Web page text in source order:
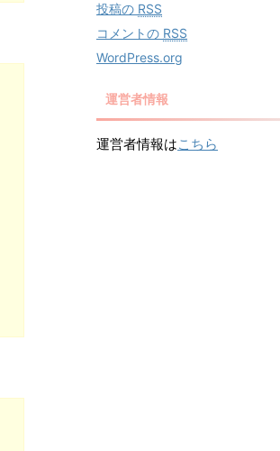
投稿の RSS
コメントの RSS
WordPress.org
運営者情報
運営者情報はこちら